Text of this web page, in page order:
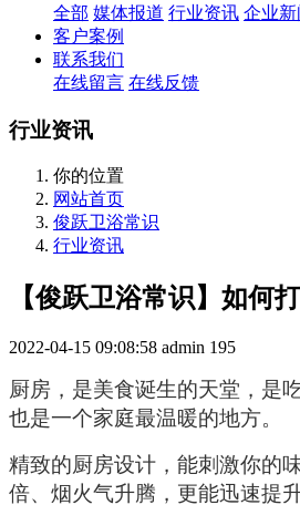
全部 媒体报道 行业资讯 企业新
客户案例
联系我们
在线留言 在线反馈
行业资讯
你的位置
网站首页
俊跃卫浴常识
行业资讯
【俊跃卫浴常识】如何
2022-04-15 09:08:58 admin 195
厨房，是美食诞生的天堂，是
也是一个家庭最温暖的地方。
精致的厨房设计， 能刺激你的
倍、烟火气升腾，更能迅速提